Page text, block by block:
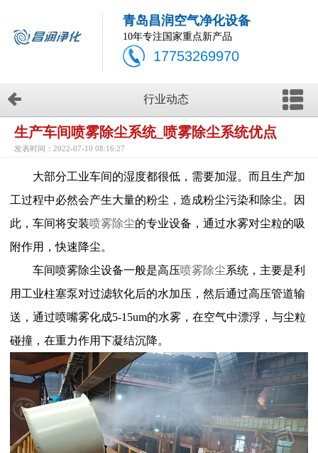
青岛昌润空气净化设备
10年专注国家重点新产品
17753269970
行业动态
生产车间喷雾除尘系统_喷雾除尘系统优点
发表时间：2022-07-10 08:16:27
大部分工业车间的湿度都很低，需要加湿。而且生产加
工过程中必然会产生大量的粉尘，造成粉尘污染和除尘。因
此，车间将安装喷雾除尘的专业设备，通过水雾对尘粒的吸
附作用，快速降尘。
车间喷雾除尘设备一般是高压喷雾除尘系统，主要是利
用工业柱塞泵对过滤软化后的水加压，然后通过高压管道输
送，通过喷嘴雾化成5-15um的水雾，在空气中漂浮，与尘粒
碰撞，在重力作用下凝结沉降。